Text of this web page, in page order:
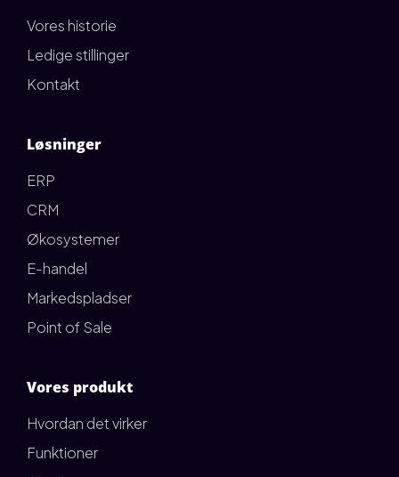
Vores historie
Ledige stillinger
Kontakt
Løsninger
ERP
CRM
Økosystemer
E-handel
Markedspladser
Point of Sale
Vores produkt
Hvordan det virker
Funktioner